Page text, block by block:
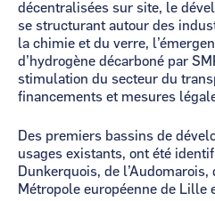
décentralisées sur site, le
se structurant autour des
la chimie et du verre,
d’hydrogène décarboné par
stimulation du secteur du
financements et mesures
Des premiers bassins de
usages existants, ont été
Dunkerquois, de
Métropole européenne de Lille